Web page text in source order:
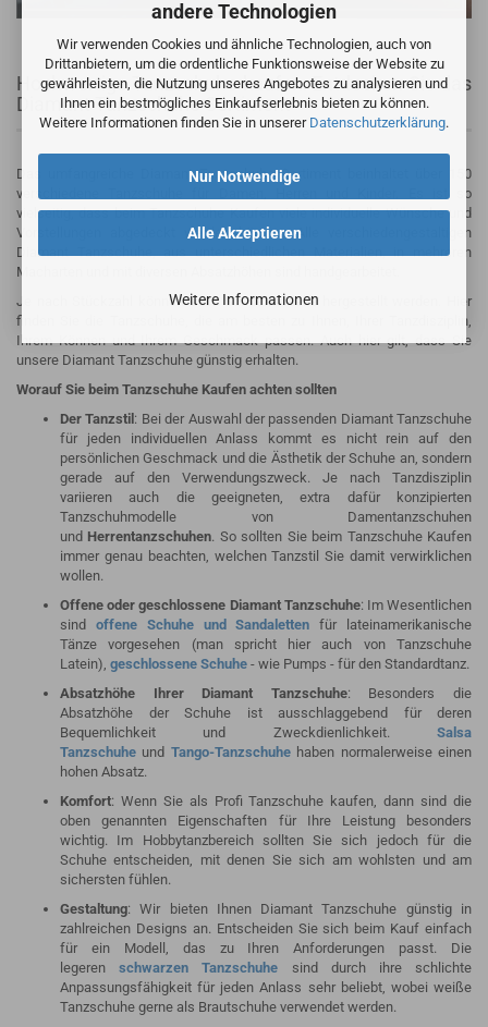
andere Technologien
Wir verwenden Cookies und ähnliche Technologien, auch von
Drittanbietern, um die ordentliche Funktionsweise der Website zu
gewährleisten, die Nutzung unseres Angebotes zu analysieren und
Ihnen ein bestmögliches Einkaufserlebnis bieten zu können.
Weitere Informationen finden Sie in unserer Datenschutzerklärung.
Alle Akzeptieren
Nur Notwendige
Weitere Informationen
Hochwertige Tanzschuhe kaufen: Entdecken Sie das
Diamant Tanzschuhe Sortiment
Das umfangreiche Diamant Tanzschuhe Sortiment beinhaltet über 150
verschiedene Tanzschuhe für Damen, Herren und Kinder. Es ist so
vielseitig, dass beim Tanzschuhe Kaufen viele individuelle Wünsche und
Vorstellungen abgedeckt werden können. Alle verschiedengestaltigen
Diamant Tanzschuhe, aus unterschiedlichen Materialien, in mehreren
Macharten und mit diversen Absatzhöhen sind handgearbeitet.
Je nach Stückzahl können auch Sondermodelle hergestellt werden. Hier
finden Sie die Tanzschuhe, die am besten zu Ihnen, Ihrer Tanzdisziplin,
Ihrem Können und Ihrem Geschmack passen. Auch hier gilt, dass Sie
unsere Diamant Tanzschuhe günstig erhalten.
Worauf Sie beim Tanzschuhe Kaufen achten sollten
Der Tanzstil : Bei der Auswahl der passenden Diamant Tanzschuhe
für jeden individuellen Anlass kommt es nicht rein auf den
persönlichen Geschmack und die Ästhetik der Schuhe an, sondern
gerade auf den Verwendungszweck. Je nach Tanzdisziplin
variieren auch die geeigneten, extra dafür konzipierten
Tanzschuhmodelle von Damentanzschuhen
und Herrentanzschuhen. So sollten Sie beim Tanzschuhe Kaufen
immer genau beachten, welchen Tanzstil Sie damit verwirklichen
wollen.
Offene oder geschlossene Diamant Tanzschuhe: Im Wesentlichen
sind offene Schuhe und Sandaletten für lateinamerikanische
Tänze vorgesehen (man spricht hier auch von Tanzschuhe
Latein), geschlossene Schuhe - wie Pumps - für den Standardtanz.
Absatzhöhe Ihrer Diamant Tanzschuhe: Besonders die
Absatzhöhe der Schuhe ist ausschlaggebend für deren
Bequemlichkeit und Zweckdienlichkeit. Salsa
Tanzschuhe und Tango-Tanzschuhehaben normalerweise einen
hohen Absatz.
Komfort: Wenn Sie als Profi Tanzschuhe kaufen, dann sind die
oben genannten Eigenschaften für Ihre Leistung besonders
wichtig. Im Hobbytanzbereich sollten Sie sich jedoch für die
Schuhe entscheiden, mit denen Sie sich am wohlsten und am
sichersten fühlen.
Gestaltung: Wir bieten Ihnen Diamant Tanzschuhe günstig in
zahlreichen Designs an. Entscheiden Sie sich beim Kauf einfach
für ein Modell, das zu Ihren Anforderungen passt. Die
legerenschwarzen Tanzschuhe sind durch ihre schlichte
Anpassungsfähigkeit für jeden Anlass sehr beliebt, wobei weiße
Tanzschuhe gerne als Brautschuhe verwendet werden.